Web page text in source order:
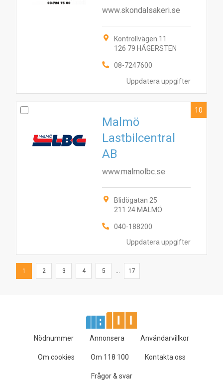
Uppdatera uppgifter
www.skondalsakeri.se
Kontrollvägen 11
126 79 HÄGERSTEN
08-7247600
Uppdatera uppgifter
Malmö
Lastbilcentral
AB
www.malmolbc.se
Blidögatan 25
211 24 MALMÖ
040-188200
10
1 2 3 4 5 ... 17
Nödnummer Annonsera Användarvillkor
Om cookies Om 118 100 Kontakta oss
Frågor & svar